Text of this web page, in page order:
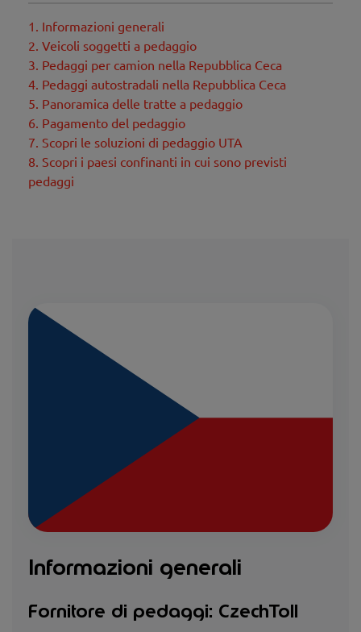
1. Informazioni generali
2. Veicoli soggetti a pedaggio
3. Pedaggi per camion nella Repubblica Ceca
4. Pedaggi autostradali nella Repubblica Ceca
5. Panoramica delle tratte a pedaggio
6. Pagamento del pedaggio
7. Scopri le soluzioni di pedaggio UTA
8. Scopri i paesi confinanti in cui sono previsti
pedaggi
Informazioni generali
Fornitore di pedaggi: CzechToll